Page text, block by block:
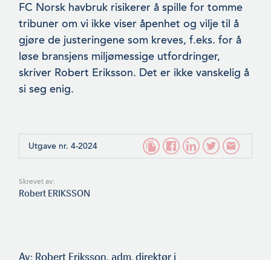
FC Norsk havbruk risikerer å spille for tomme
tribuner om vi ikke viser åpenhet og vilje til å
gjøre de justeringene som kreves, f.eks. for å
løse bransjens miljømessige utfordringer,
skriver Robert Eriksson. Det er ikke vanskelig å
si seg enig.
Utgave nr. 4-2024
Skrevet av:
Robert ERIKSSON
Av: Robert Eriksson, adm. direktør i